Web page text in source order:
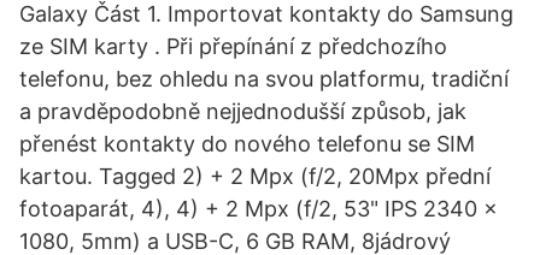
Galaxy Část 1. Importovat kontakty do Samsung
ze SIM karty . Při přepínání z předchozího
telefonu, bez ohledu na svou platformu, tradiční
a pravděpodobně nejjednodušší způsob, jak
přenést kontakty do nového telefonu se SIM
kartou. Tagged 2) + 2 Mpx (f/2, 20Mpx přední
fotoaparát, 4), 4) + 2 Mpx (f/2, 53" IPS 2340 ×
1080, 5mm) a USB-C, 6 GB RAM, 8jádrový